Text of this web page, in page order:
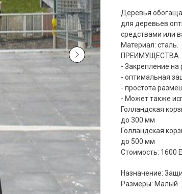
Деревья
для деревьев
средствами или
Материал: сталь.
ПРЕИМУЩЕСТВА
- Закрепление
- оптимальная
- простота
- Может также
Голландская
до 300 мм
Голландская
до 500 мм
Стоимость: 1600
Назначение:
Размеры: Малый